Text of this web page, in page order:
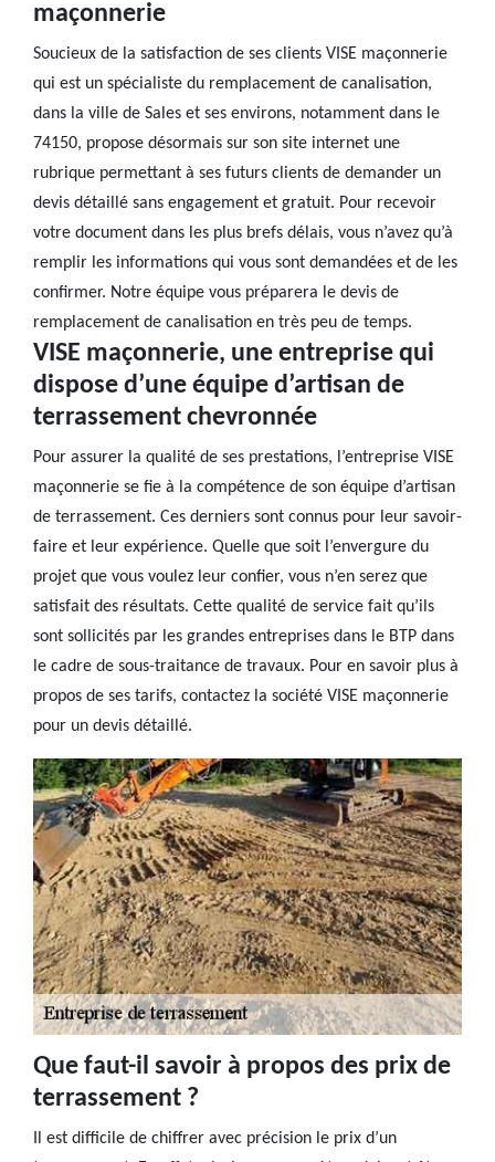
maçonnerie
Soucieux de la satisfaction de ses clients VISE maçonnerie
qui est un spécialiste du remplacement de canalisation,
dans la ville de Sales et ses environs, notamment dans le
74150, propose désormais sur son site internet une
rubrique permettant à ses futurs clients de demander un
devis détaillé sans engagement et gratuit. Pour recevoir
votre document dans les plus brefs délais, vous n’avez qu’à
remplir les informations qui vous sont demandées et de les
confirmer. Notre équipe vous préparera le devis de
remplacement de canalisation en très peu de temps.
VISE maçonnerie, une entreprise qui
dispose d’une équipe d’artisan de
terrassement chevronnée
Pour assurer la qualité de ses prestations, l’entreprise VISE
maçonnerie se fie à la compétence de son équipe d’artisan
de terrassement. Ces derniers sont connus pour leur savoir-
faire et leur expérience. Quelle que soit l’envergure du
projet que vous voulez leur confier, vous n’en serez que
satisfait des résultats. Cette qualité de service fait qu’ils
sont sollicités par les grandes entreprises dans le BTP dans
le cadre de sous-traitance de travaux. Pour en savoir plus à
propos de ses tarifs, contactez la société VISE maçonnerie
pour un devis détaillé.
Que faut-il savoir à propos des prix de
terrassement ?
Il est difficile de chiffrer avec précision le prix d’un